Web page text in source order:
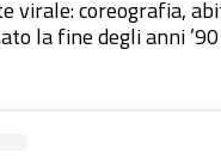
virale: coreografia,
la fine degli anni